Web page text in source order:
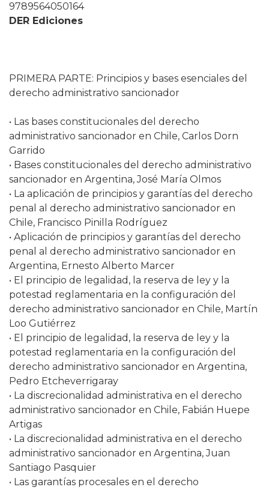
9789564050164
DER Ediciones
PRIMERA PARTE: Principios y bases esenciales del
derecho administrativo sancionador
• Las bases constitucionales del derecho
administrativo sancionador en Chile, Carlos Dorn
Garrido
• Bases constitucionales del derecho administrativo
sancionador en Argentina, José María Olmos
• La aplicación de principios y garantías del derecho
penal al derecho administrativo sancionador en
Chile, Francisco Pinilla Rodríguez
• Aplicación de principios y garantías del derecho
penal al derecho administrativo sancionador en
Argentina, Ernesto Alberto Marcer
• El principio de legalidad, la reserva de ley y la
potestad reglamentaria en la configuración del
derecho administrativo sancionador en Chile, Martín
Loo Gutiérrez
• El principio de legalidad, la reserva de ley y la
potestad reglamentaria en la configuración del
derecho administrativo sancionador en Argentina,
Pedro Etcheverrigaray
• La discrecionalidad administrativa en el derecho
administrativo sancionador en Chile, Fabián Huepe
Artigas
• La discrecionalidad administrativa en el derecho
administrativo sancionador en Argentina, Juan
Santiago Pasquier
• Las garantías procesales en el derecho